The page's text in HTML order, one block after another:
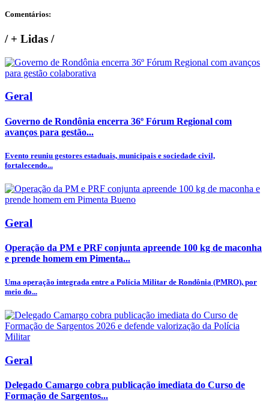
Comentários:
/+ Lidas /
Geral
Governo de Rondônia encerra 36º Fórum Regional com
avanços para gestão...
Evento reuniu gestores estaduais, municipais e sociedade civil,
fortalecendo...
Geral
Operação da PM e PRF conjunta apreende 100 kg de maconha
e prende homem em Pimenta...
Uma operação integrada entre a Polícia Militar de Rondônia (PMRO), por
meio do...
Geral
Delegado Camargo cobra publicação imediata do Curso de
Formação de Sargentos...